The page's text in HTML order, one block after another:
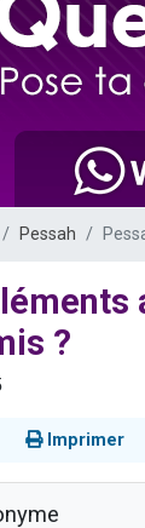
Nouvelle
Ariel vient
Il
Eva vient
Pessah
?
Imprimer